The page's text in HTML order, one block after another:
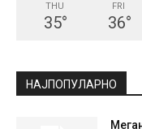
THU
35°
FRI
36°
НАЈПОПУЛАРНО